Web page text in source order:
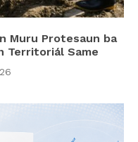
Muru Protesaun ba
Territoriál Same